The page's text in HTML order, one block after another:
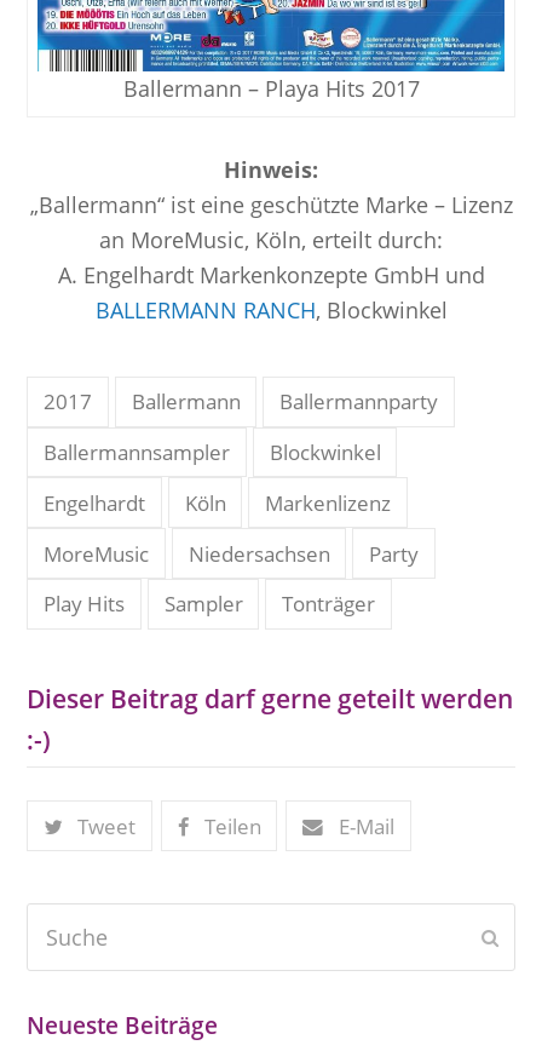
Ballermann – Playa Hits 2017
Hinweis:
„Ballermann“ ist eine geschützte Marke – Lizenz
an MoreMusic, Köln, erteilt durch:
A. Engelhardt Markenkonzepte GmbH und
BALLERMANN RANCH, Blockwinkel
2017 Ballermann
Ballermannparty
Ballermannsampler
Blockwinkel
Engelhardt
Köln
Markenlizenz
MoreMusic
Niedersachsen
Party
Play Hits
Sampler Tonträger
Dieser Beitrag darf gerne geteilt werden
:-)
Tweet Teilen E-Mail
Neueste Beiträge